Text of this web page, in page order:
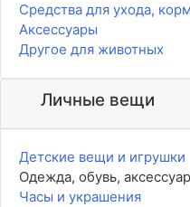
Средства для ухода, корм
Аксессуары
Другое для животных
Личные вещи
Детские вещи и игрушки
Одежда, обувь,
Часы и украшения